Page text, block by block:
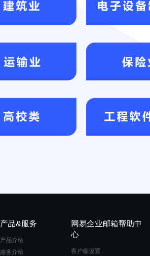
产品&服务
产品介绍
服务介绍
网易企业邮箱帮助中
心
客户端设置